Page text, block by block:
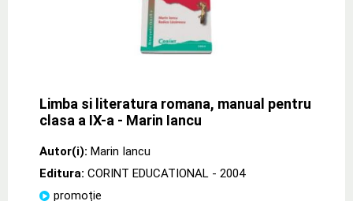
Limba si literatura romana, manual pentru
clasa a IX-a - Marin Iancu
Autor(i): Marin Iancu
Editura: CORINT EDUCATIONAL - 2004
promoție